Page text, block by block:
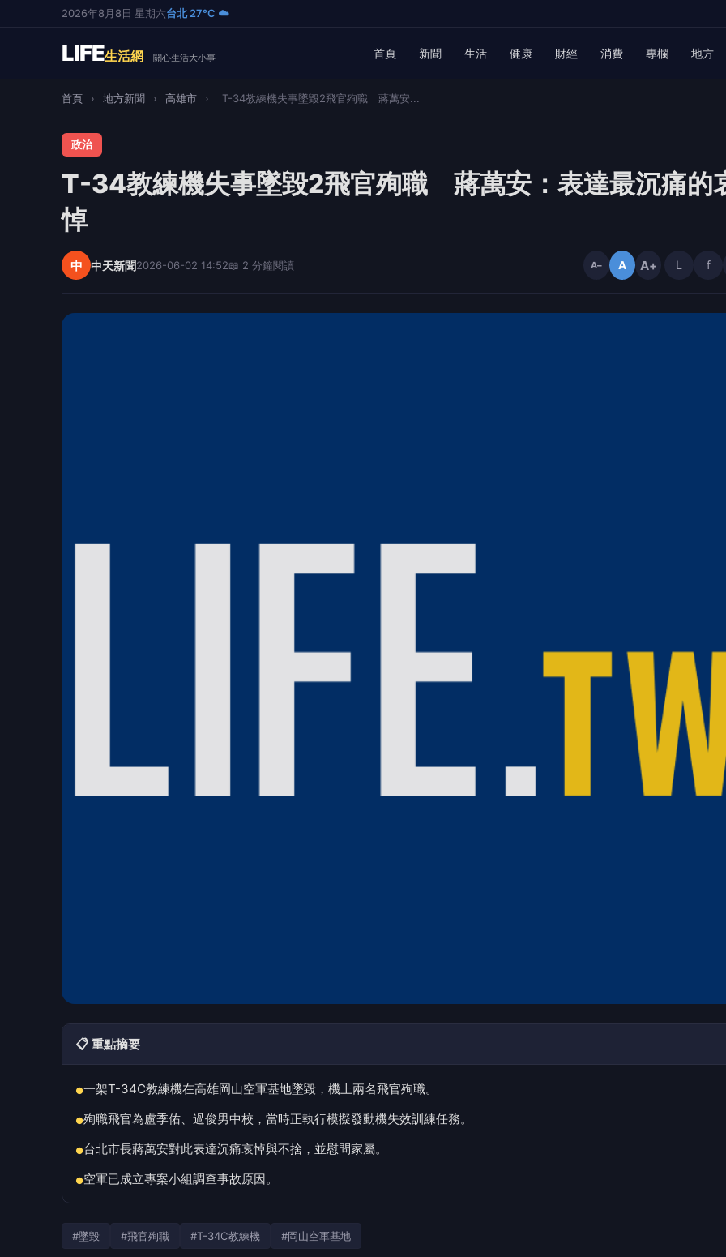
2026年8月8日 星期六台北 27°C ☁️
LIFE生活網 關心生活大小事 首頁 新聞 生活 健康 財經 消費 專欄 地方
首頁 › 地方新聞 › 高雄市 › T-34教練機失事墜毀2飛官殉職 蔣萬安...
政治
T-34教練機失事墜毀2飛官殉職 蔣萬安：表達最沉痛的
悼
中 中天新聞2026-06-02 14:52📖 2 分鐘閱讀 A− A A+ L f
📋 重點摘要
●一架T-34C教練機在高雄岡山空軍基地墜毀，機上兩名飛官殉職。
●殉職飛官為盧季佑、過俊男中校，當時正執行模擬發動機失效訓練任務。
●台北市長蔣萬安對此表達沉痛哀悼與不捨，並慰問家屬。
●空軍已成立專案小組調查事故原因。
#墜毀 #飛官殉職 #T-34C教練機 #岡山空軍基地